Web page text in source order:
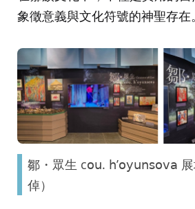
象徵意義與文化符號的神聖存在。
鄒・眾生 c𝗈𝗎. 𝗁’𝗈𝗒𝗎𝗇𝗌𝗈𝗏𝖺
倬）